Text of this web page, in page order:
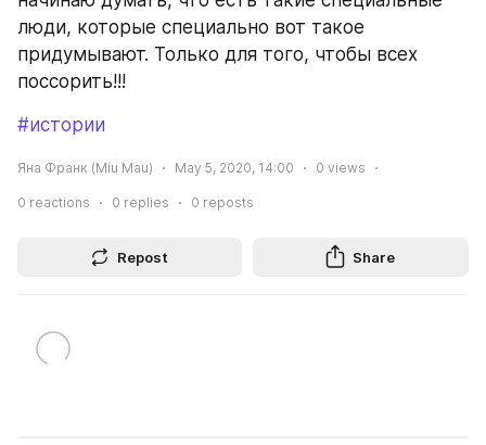
люди, которые специально вот такое
придумывают. Только для того, чтобы всех
поссорить!!!
#истории
Яна Франк (Miu Mau) May 5, 2020, 14:00 0 views
0 reactions 0 replies 0 reposts
Repost Share